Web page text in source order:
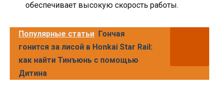
обеспечивает высокую скорость работы.
Популярные статьи Гончая
гонится за лисой в Honkai Star Rail:
как найти Тинъюнь с помощью
Дитина